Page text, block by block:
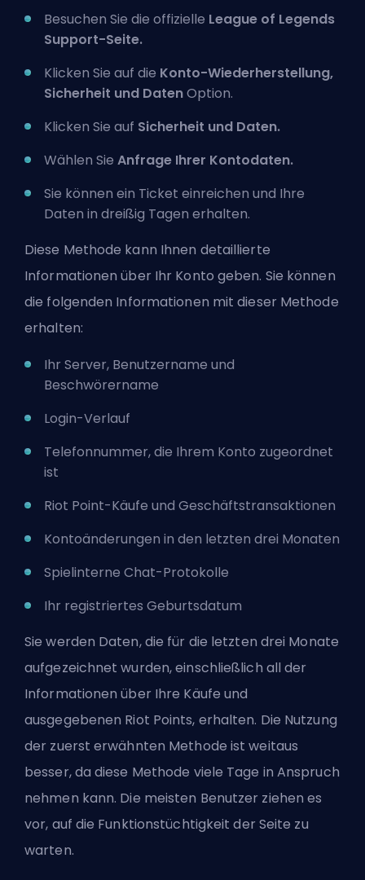
Besuchen Sie die offizielle League of Legends
Support-Seite.
Klicken Sie auf die Konto-Wiederherstellung,
Sicherheit und DatenOption.
Klicken Sie auf Sicherheit und Daten.
Wählen Sie Anfrage Ihrer Kontodaten.
Sie können ein Ticket einreichen und Ihre
Daten in dreißig Tagen erhalten.
Diese Methode kann Ihnen detaillierte
Informationen über Ihr Konto geben. Sie können
die folgenden Informationen mit dieser Methode
erhalten:
Ihr Server, Benutzername und
Beschwörername
Login-Verlauf
Telefonnummer, die Ihrem Konto zugeordnet
ist
Riot Point-Käufe und Geschäftstransaktionen
Kontoänderungen in den letzten drei Monaten
Spielinterne Chat-Protokolle
Ihr registriertes Geburtsdatum
Sie werden Daten, die für die letzten drei Monate
aufgezeichnet wurden, einschließlich all der
Informationen über Ihre Käufe und
ausgegebenen Riot Points, erhalten. Die Nutzung
der zuerst erwähnten Methode ist weitaus
besser, da diese Methode viele Tage in Anspruch
nehmen kann. Die meisten Benutzer ziehen es
vor, auf die Funktionstüchtigkeit der Seite zu
warten.